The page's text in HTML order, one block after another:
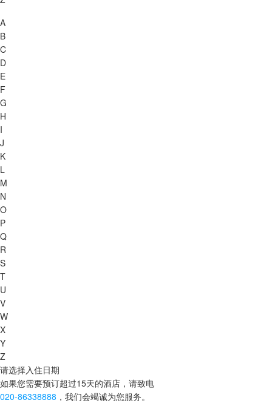
A
B
C
D
E
F
G
H
I
J
K
L
M
N
O
P
Q
R
S
T
U
V
W
X
Y
Z
请选择入住日期
如果您需要预订超过15天的酒店，请致电
020-86338888 ，我们会竭诚为您服务。